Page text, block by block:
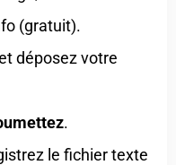
(gratuit).
déposez votre
.
le fichier texte